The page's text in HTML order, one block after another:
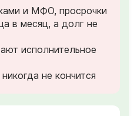
и МФО, просрочки
в месяц, а долг не
исполнительное
не кончится